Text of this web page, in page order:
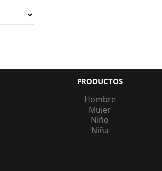
PRODUCTOS
Hombre
Mujer
Niño
Niña